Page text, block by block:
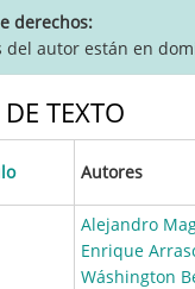
derechos
del autor están en
TEXTO
Autores
Alejandro
Enrique
Wáshington